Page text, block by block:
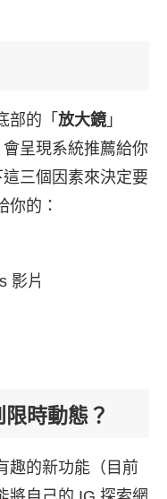
部的「 放大鏡 」
會呈現系統推薦給你
三個因素來決定要
你的：
影片
時動態？
趣的新功能（目前